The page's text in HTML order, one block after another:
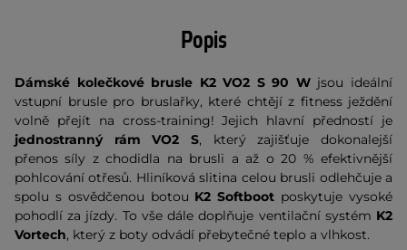
Popis
Dámské kolečkové brusle K2 VO2 S 90 Wjsou ideální
vstupní brusle pro bruslařky, které chtějí z fitness ježdění
volně přejít na cross-training! Jejich hlavní předností je
jednostranný rám VO2 S, který zajišťuje dokonalejší
přenos síly z chodidla na brusli a až o 20 % efektivnější
pohlcování otřesů. Hliníková slitina celou brusli odlehčuje a
spolu s osvědčenou botou K2 Softboot poskytuje vysoké
pohodlí za jízdy. To vše dále doplňuje ventilační systém K2
Vortech, který z boty odvádí přebytečné teplo a vlhkost.